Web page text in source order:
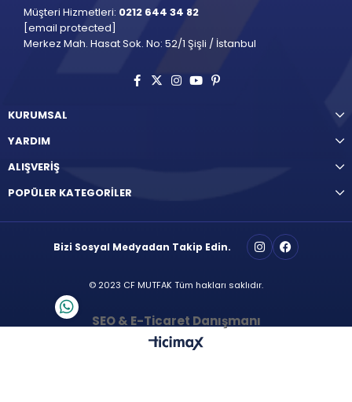
Müşteri Hizmetleri: 0212 644 34 82
[email protected]
Merkez Mah. Hasat Sok. No: 52/1 Şişli / İstanbul
KURUMSAL
YARDIM
ALIŞVERİŞ
POPÜLER KATEGORİLER
Bizi Sosyal Medyadan Takip Edin.
© 2023 CF MUTFAK Tüm hakları saklıdır.
SEO & E-Ticaret Danışmanı